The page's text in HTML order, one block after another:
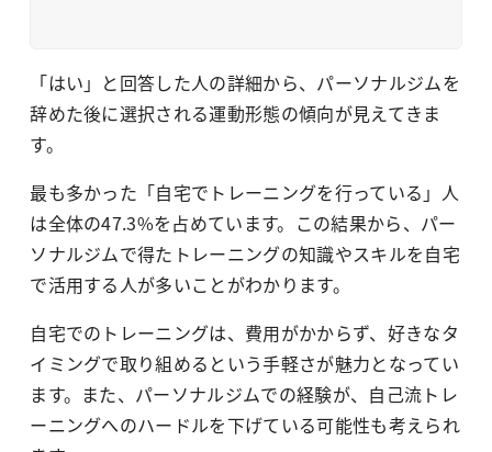
「はい」と回答した人の詳細から、パーソナルジムを
辞めた後に選択される運動形態の傾向が見えてきま
す。
最も多かった「自宅でトレーニングを行っている」人
は全体の47.3%を占めています。この結果から、パー
ソナルジムで得たトレーニングの知識やスキルを自宅
で活用する人が多いことがわかります。
自宅でのトレーニングは、費用がかからず、好きなタ
イミングで取り組めるという手軽さが魅力となってい
ます。また、パーソナルジムでの経験が、自己流トレ
ーニングへのハードルを下げている可能性も考えられ